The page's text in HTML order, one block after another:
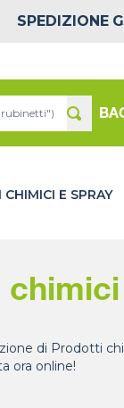
SPEDIZIONE
E SPRAY
di Prodotti
ora online!